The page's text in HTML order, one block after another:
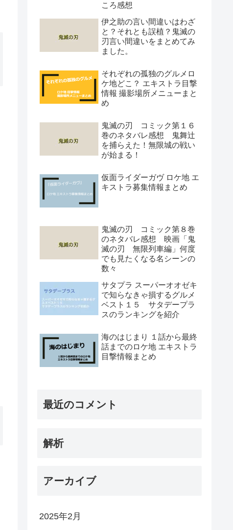
ころ感想
伊之助の言い間違いはわざ
と？それとも誤植？鬼滅の
刃言い間違いをまとめてみ
ました。
それぞれの孤独のグルメロ
ケ地どこ？ エキストラ目撃
情報 撮影場所メニューまと
め
鬼滅の刃 コミック第１６
巻のネタバレ感想 鬼舞辻
を捕らえた！無限城の戦い
が始まる！
仮面ライダーガヴ ロケ地 エ
キストラ募集情報まとめ
鬼滅の刃 コミック第８巻
のネタバレ感想 映画「鬼
滅の刃 無限列車編」何度
でも見たくなる名シーンの
数々
サタプラ スーパーオオゼキ
で知らなきゃ損するグルメ
ベスト１５ サタデープラ
スのランキングを紹介
海のはじまり １話から最終
話までのロケ地 エキストラ
目撃情報まとめ
最近のコメント
解析
アーカイブ
2025年2月